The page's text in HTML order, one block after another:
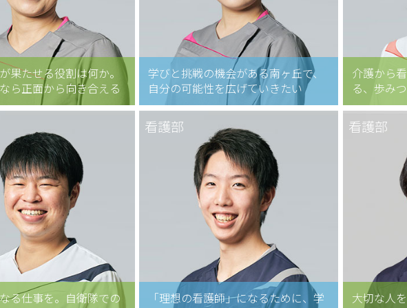
果たせる役割は何か。
ら正面から向き合える
学びと挑戦の機会がある南ヶ丘で、
自分の可能性を広げていきたい
介護から
る、歩み
る仕事を。自衛隊での
看護部
「理想の看護師」になるために、学
看護部
大切な人